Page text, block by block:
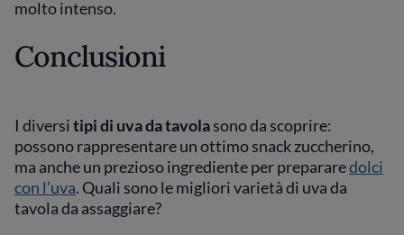
molto intenso.
Conclusioni
I diversitipi di uva da tavolasono da scoprire:
possono rappresentare un ottimo snack zuccherino,
ma anche un prezioso ingrediente per prepararedolci
con l’uva. Quali sono le migliori varietà di uva da
tavola da assaggiare?